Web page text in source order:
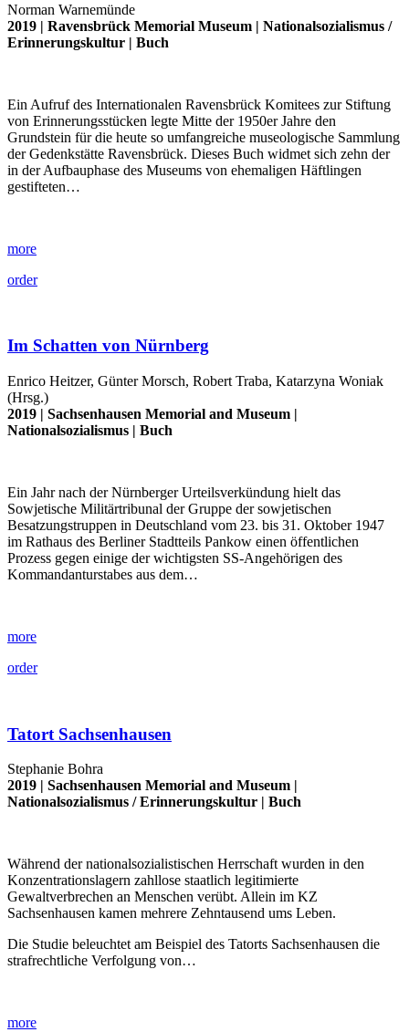
Norman Warnemünde
2019 | Ravensbrück Memorial Museum | Nationalsozialismus /
Erinnerungskultur | Buch
Ein Aufruf des Internationalen Ravensbrück Komitees zur Stiftung
von Erinnerungsstücken legte Mitte der 1950er Jahre den
Grundstein für die heute so umfangreiche museologische Sammlung
der Gedenkstätte Ravensbrück. Dieses Buch widmet sich zehn der
in der Aufbauphase des Museums von ehemaligen Häftlingen
gestifteten…
more
order
Im Schatten von Nürnberg
Enrico Heitzer, Günter Morsch, Robert Traba, Katarzyna Woniak
(Hrsg.)
2019 | Sachsenhausen Memorial and Museum |
Nationalsozialismus | Buch
Ein Jahr nach der Nürnberger Urteilsverkündung hielt das
Sowjetische Militärtribunal der Gruppe der sowjetischen
Besatzungstruppen in Deutschland vom 23. bis 31. Oktober 1947
im Rathaus des Berliner Stadtteils Pankow einen öffentlichen
Prozess gegen einige der wichtigsten SS-Angehörigen des
Kommandanturstabes aus dem…
more
order
Tatort Sachsenhausen
Stephanie Bohra
2019 | Sachsenhausen Memorial and Museum |
Nationalsozialismus /Erinnerungskultur | Buch
Während der nationalsozialistischen Herrschaft wurden in den
Konzentrationslagern zahllose staatlich legitimierte
Gewaltverbrechen an Menschen verübt. Allein im KZ
Sachsenhausen kamen mehrere Zehntausend ums Leben.
Die Studie beleuchtet am Beispiel des Tatorts Sachsenhausen die
strafrechtliche Verfolgung von…
more